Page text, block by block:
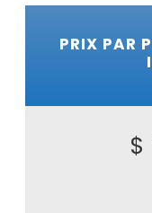
PRIX PAR
$